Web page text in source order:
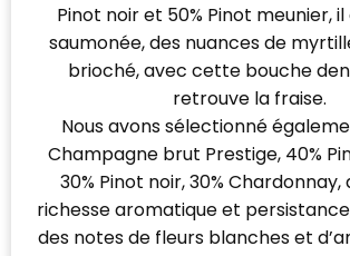
Pinot noir et 50% Pinot meunier,
saumonée, des nuances de
brioché, avec cette bouche
retrouve la fraise.
Nous avons sélectionné
Champagne brut Prestige, 40%
30% Pinot noir, 30% Chardonnay,
richesse aromatique et
des notes de fleurs blanches et